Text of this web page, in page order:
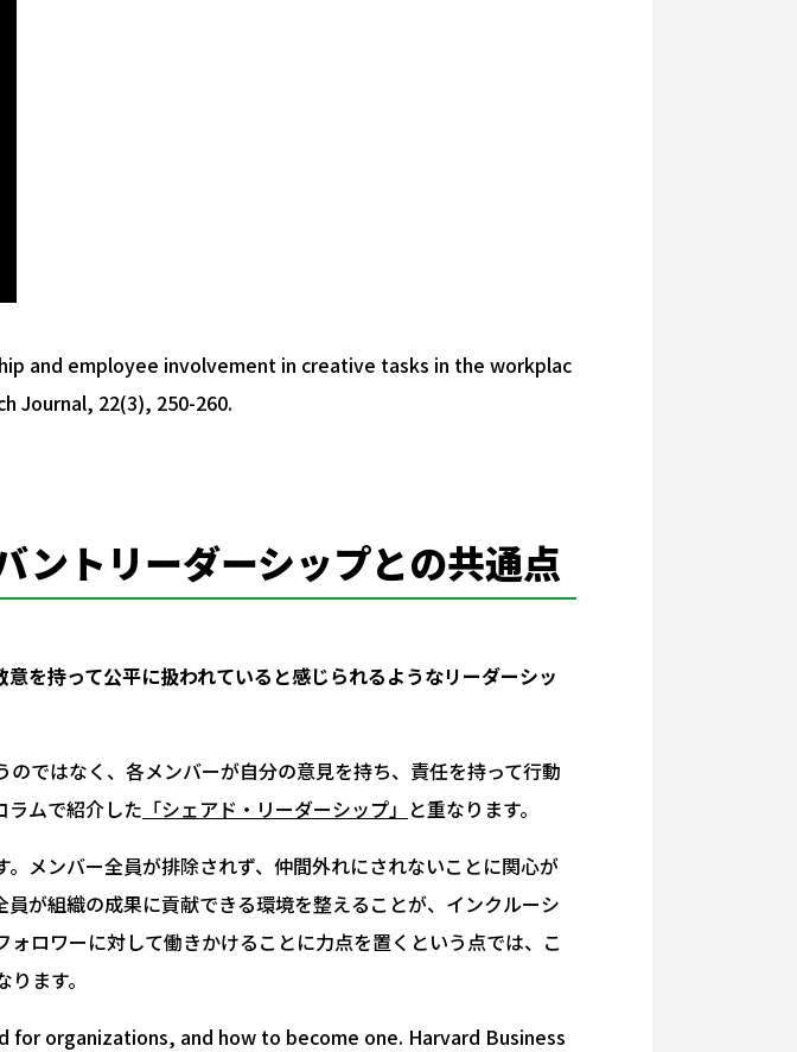
and employee involvement in creative tasks in the workplac
Journal, 22(3), 250-260.
ントリーダーシップとの共通点
意を持って公平に扱われていると感じられるようなリーダーシッ
ではなく、各メンバーが自分の意見を持ち、責任を持って行動
ラムで紹介した 「シェアド・リーダーシップ」 と重なります。
メンバー全員が排除されず、仲間外れにされないことに関心が
が組織の成果に貢献できる環境を整えることが、インクルーシ
ロワーに対して働きかけることに力点を置くという点では、こ
ります。
for organizations, and how to become one. Harvard Business